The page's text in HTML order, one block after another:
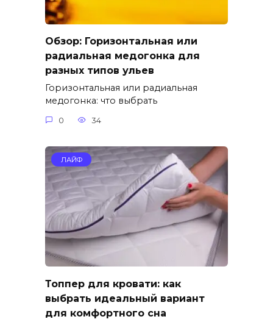
Обзор: Горизонтальная или
радиальная медогонка для
разных типов ульев
Горизонтальная или радиальная
медогонка: что выбрать
0 34
ЛАЙФ
Топпер для кровати: как
выбрать идеальный вариант
для комфортного сна